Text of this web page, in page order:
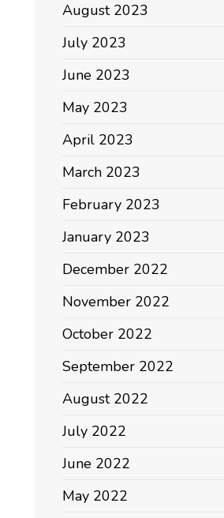
August 2023
July 2023
June 2023
May 2023
April 2023
March 2023
February 2023
January 2023
December 2022
November 2022
October 2022
September 2022
August 2022
July 2022
June 2022
May 2022